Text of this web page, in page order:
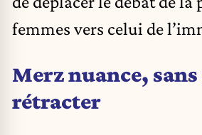
femmes vers celui de
Merz nuance, sans
rétracter